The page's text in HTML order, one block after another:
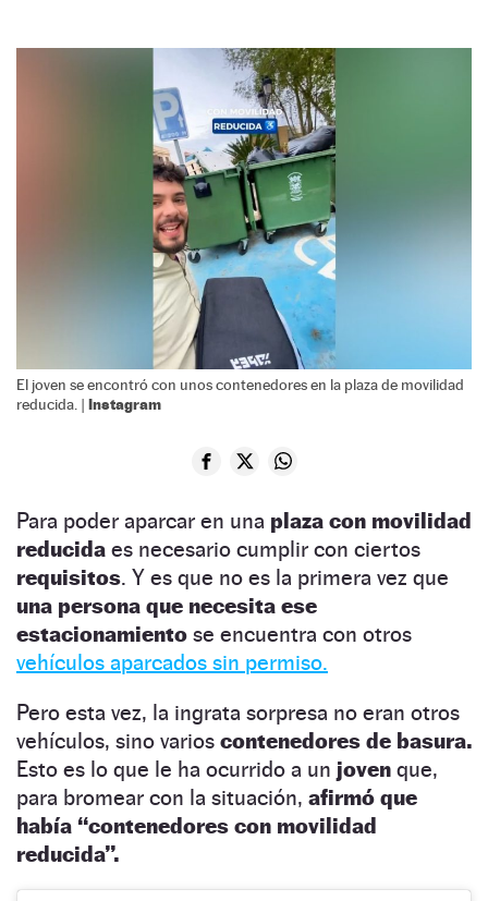
El joven se encontró con unos contenedores en la plaza de movilidad
reducida. | Instagram
Para poder aparcar en una plaza con movilidad
reducida es necesario cumplir con ciertos
requisitos. Y es que no es la primera vez que
una persona que necesita ese
estacionamiento se encuentra con otros
vehículos aparcados sin permiso.
Pero esta vez, la ingrata sorpresa no eran otros
vehículos, sino varios contenedores de basura.
Esto es lo que le ha ocurrido a un joven que,
para bromear con la situación, afirmó que
había “contenedores con movilidad
reducida”.